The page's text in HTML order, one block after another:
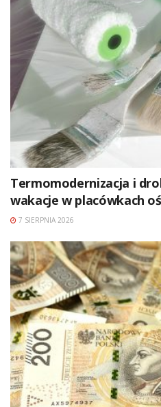
Termomodernizacja i
wakacje w placówkach
7 SIERPNIA 2026